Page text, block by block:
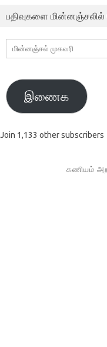
பதிவுகளை மின்னஞ்சலில்
மின்னஞ்சல்
முகவரி
இணைக
Join 1,133 other subscribers
கணியம்